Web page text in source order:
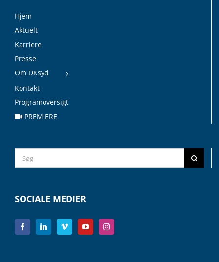
Hjem
Aktuelt
Karriere
Presse
Om DKsyd
Kontakt
Programoversigt
PREMIERE
Search
for:
SOCIALE MEDIER